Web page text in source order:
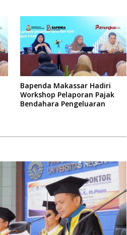
Bapenda Makassar Hadiri
Workshop Pelaporan Pajak
Bendahara Pengeluaran